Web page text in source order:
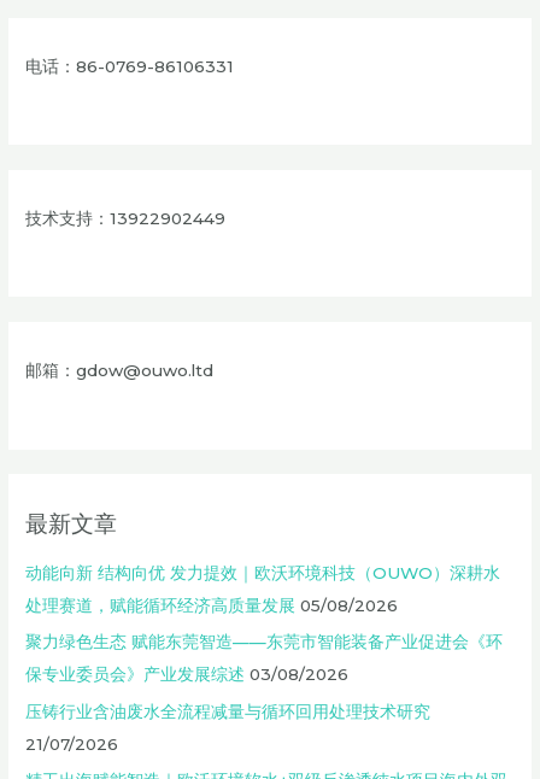
电话：86-0769-86106331
技术支持：13922902449
邮箱：gdow@ouwo.ltd
最新文章
动能向新 结构向优 发力提效｜欧沃环境科技（OUWO）深耕水
处理赛道，赋能循环经济高质量发展 05/08/2026
聚力绿色生态 赋能东莞智造——东莞市智能装备产业促进会《环
保专业委员会》产业发展综述 03/08/2026
压铸行业含油废水全流程减量与循环回用处理技术研究
21/07/2026